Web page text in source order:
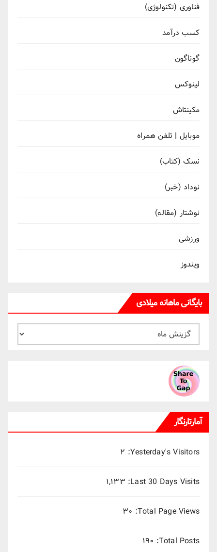
فناوری (تکنولوژی)
کسب درآمد
گوناگون
لینوکس
مکینتاش
موبایل | تلفن همراه
نسک (کتاب)
نوداد (خبر)
نوشتار (مقاله)
ورزشی
ویندوز
بایگانی ماهانه میلادی
بایگانی
ماهانه
آمارتارنگار
Yesterday's Visitors: ۲
Last 30 Days Visits: ۱,۱۳۳
Total Page Views: ۳۰
Total Posts: ۱۹۰